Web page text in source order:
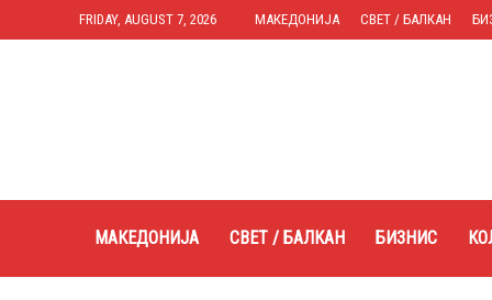
FRIDAY, AUGUST 7, 2026 МАКЕДОНИЈА СВЕТ / БАЛКАН
МАКЕДОНИЈА СВЕТ / БАЛКАН БИЗНИС